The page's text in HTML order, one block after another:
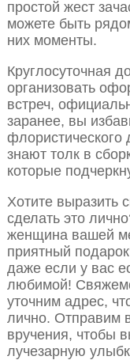
простой жест
можете быть
них моменты.
Круглосуточная
организовать
встреч,
заранее, вы
знают толк в
которые
Хотите выразить
сделать это
женщина вашей
приятный
даже если у вас
любимой!
уточним адрес,
лично. Отправим
вручения, чтобы
лучезарную